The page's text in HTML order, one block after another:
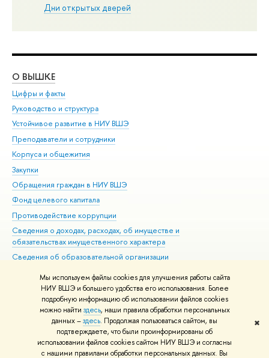
Мы используем файлы cookies для улучшения работы сайта
НИУ ВШЭ и большего удобства его использования. Более
подробную информацию об использовании файлов cookies
можно найти здесь, наши правила обработки персональных
данных –здесь. Продолжая пользоваться сайтом, вы
подтверждаете, что были проинформированы об
использовании файлов cookies сайтом НИУ ВШЭ и согласны
с нашими правилами обработки персональных данных. Вы
✖
Дни открытых дверей
О ВЫШКЕ
Цифры и факты
Руководство и структура
Устойчивое развитие в НИУ ВШЭ
Преподаватели и сотрудники
Корпуса и общежития
Закупки
Обращения граждан в НИУ ВШЭ
Фонд целевого капитала
Противодействие коррупции
Сведения о доходах, расходах, об имуществе и
обязательствах имущественного характера
Сведения об образовательной организации
Людям с ограниченными возможностями здоровья
Единая платежная страница
Работа в Вышке
© НИУ ВШЭ 1993–2026 Адреса и контакты Условия использования
материалов Политика конфиденциальности Карта сайта